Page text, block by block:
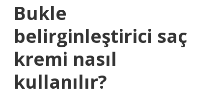
Bukle
belirginleştirici saç
kremi nasıl
kullanılır?